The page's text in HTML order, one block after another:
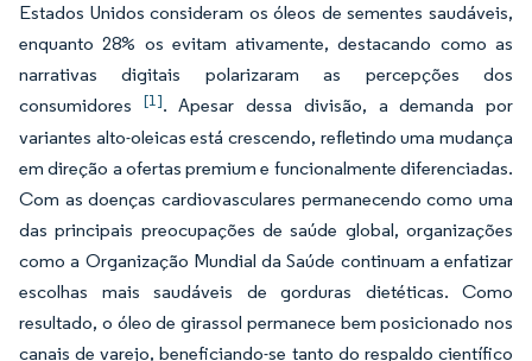
Estados Unidos consideram os óleos de sementes saudáveis,
enquanto 28% os evitam ativamente, destacando como as
narrativas digitais polarizaram as percepções dos
consumidores [1]. Apesar dessa divisão, a demanda por
variantes alto-oleicas está crescendo, refletindo uma mudança
em direção a ofertas premium e funcionalmente diferenciadas.
Com as doenças cardiovasculares permanecendo como uma
das principais preocupações de saúde global, organizações
como a Organização Mundial da Saúde continuam a enfatizar
escolhas mais saudáveis de gorduras dietéticas. Como
resultado, o óleo de girassol permanece bem posicionado nos
canais de varejo, beneficiando-se tanto do respaldo científico